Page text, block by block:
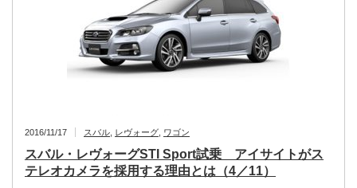
2016/11/17 スバル レヴォーグ ワゴン
スバル・レヴォーグSTI Sport試乗 アイサイトがス
テレオカメラを採用する理由とは（4／11）